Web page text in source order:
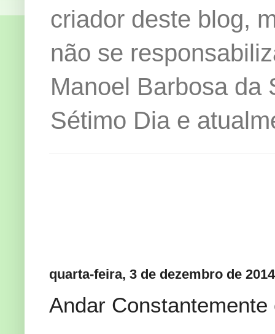
criador deste blog,
não se
Manoel Barbosa da
Sétimo Dia e
quarta-feira, 3 de dezembro de 2014
Andar